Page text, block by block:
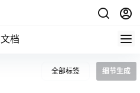
文档
全部标签 细节生成